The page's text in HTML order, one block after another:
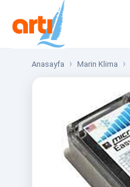
Anasayfa Marin Klima